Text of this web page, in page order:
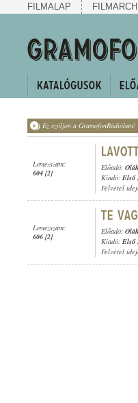
FILMALAP
Ez szóljon a GramofonRádióban!
Lemezszám:
604 [2]
Előadó:
Kiadó: Első
Felvétel
Lemezszám:
606 [2]
Előadó:
Kiadó: Első
Felvétel